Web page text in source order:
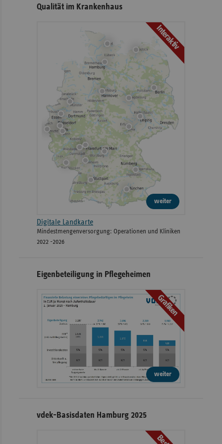
Qualität im Krankenhaus
Interaktiv
weiter
Digitale Landkarte
Mindestmengenversorgung: Operationen und Kliniken
2022 -2026
Eigenbeteiligung in Pflegeheimen
Grafiken
weiter
vdek-Basisdaten Hamburg 2025